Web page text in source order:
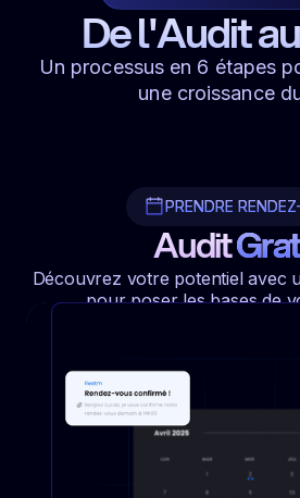
De l'Audit
Un processus en 6 étapes
une croissance
PRENDRE
Audit
Découvrez votre potentiel avec
pour poser les bases de